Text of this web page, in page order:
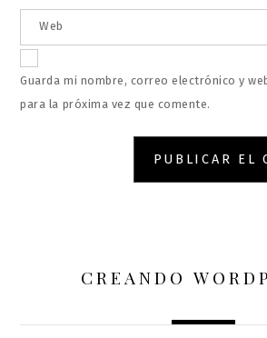
Web
Guarda mi nombre, correo electrónico y
para la próxima vez que comente.
CREANDO